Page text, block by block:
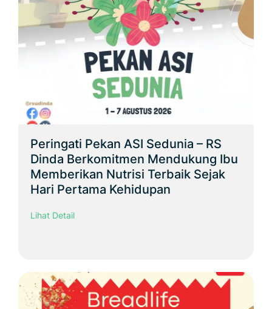
Peringati Pekan ASI Sedunia – RS
Dinda Berkomitmen Mendukung Ibu
Memberikan Nutrisi Terbaik Sejak
Hari Pertama Kehidupan
Lihat Detail